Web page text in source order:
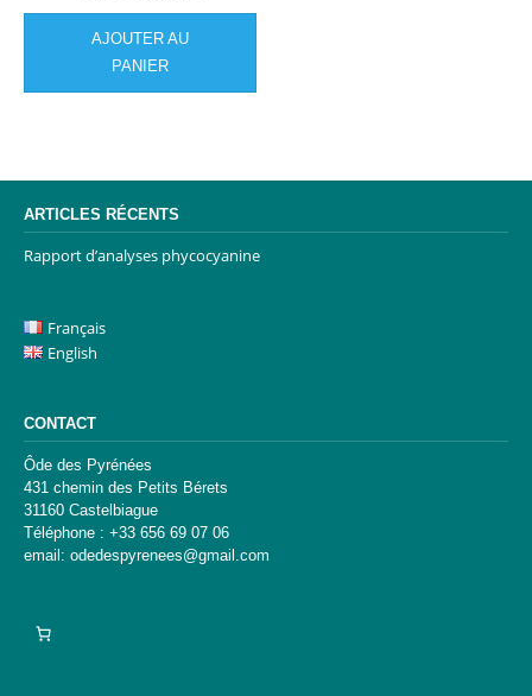
prix
initial
prix
AJOUTER AU
PANIER
ARTICLES RÉCENTS
Rapport d’analyses phycocyanine
Français
English
CONTACT
Ôde des Pyrénées
431 chemin des Petits Bérets
31160 Castelbiague
Téléphone : +33 656 69 07 06
email: odedespyrenees@gmail.com